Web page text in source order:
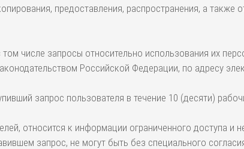
предоставления, распространения, а также
числе запросы относительно использования их
Российской Федерации, по адресу
запрос пользователя в течение 10 (десяти)
относится к информации ограниченного доступа и
запрос, не могут быть без специального